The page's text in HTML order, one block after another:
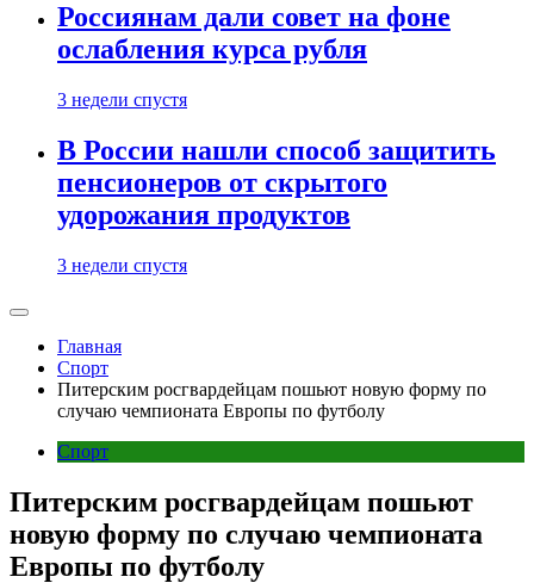
Россиянам дали совет на фоне
ослабления курса рубля
3 недели спустя
В России нашли способ защитить
пенсионеров от скрытого
удорожания продуктов
3 недели спустя
Главная
Спорт
Питерским росгвардейцам пошьют новую форму по
случаю чемпионата Европы по футболу
Спорт
Питерским росгвардейцам пошьют
новую форму по случаю чемпионата
Европы по футболу